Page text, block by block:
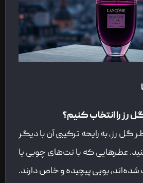
رز را انتخاب کنیم؟
گل رز، به رایحه ترکیبی آن با دیگر
عطرهایی که با نت‌های چوبی یا
بویی پیچیده و خاص دارند.